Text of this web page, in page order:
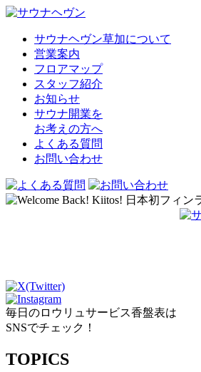
サウナヘヴン草加について
営業案内
フロアマップ
スタッフ紹介
お知らせ
サウナ開業を
お考えの方へ
よくある質問
お問い合わせ
毎日のロウリュサービス香盤表は
SNSでチェック！
TOPICS